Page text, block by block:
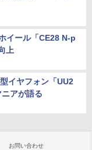
イール「CE28 N-p
上
イヤフォン「UU2
アが語る
お問い合わせ